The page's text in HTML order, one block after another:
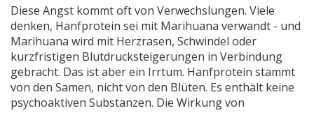
Diese Angst kommt oft von Verwechslungen. Viele
denken, Hanfprotein sei mit Marihuana verwandt - und
Marihuana wird mit Herzrasen, Schwindel oder
kurzfristigen Blutdrucksteigerungen in Verbindung
gebracht. Das ist aber ein Irrtum. Hanfprotein stammt
von den Samen, nicht von den Blüten. Es enthält keine
psychoaktiven Substanzen. Die Wirkung von